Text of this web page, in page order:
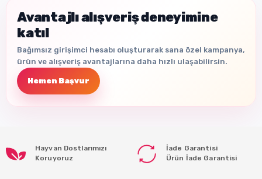
Avantajlı alışveriş deneyimine
katıl
Bağımsız girişimci hesabı oluşturarak sana özel kampanya,
ürün ve alışveriş avantajlarına daha hızlı ulaşabilirsin.
Hemen Başvur
Hayvan Dostlarımızı
Koruyoruz
İade Garantisi
Ürün İade Garantisi